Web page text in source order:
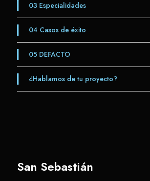
03 Especialidades
04 Casos de éxito
05 DEFACTO
¿Hablamos de tu proyecto?
San Sebastián